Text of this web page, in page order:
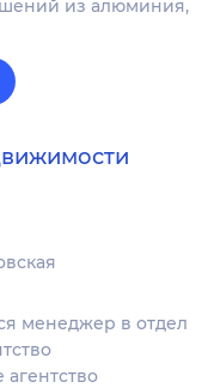
из алюминия,
менеджер в отдел